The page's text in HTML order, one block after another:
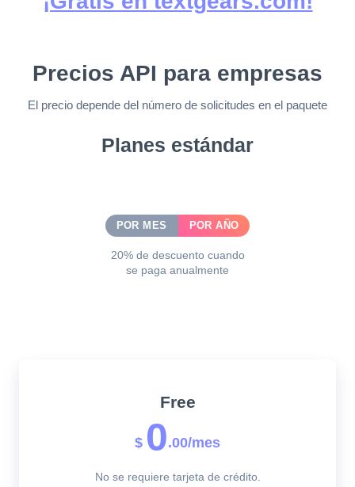
Precios API para empresas
El precio depende del número de solicitudes en el paquete
Planes estándar
POR MES POR AÑO
20% de descuento cuando
se paga anualmente
Free
$ 0.00/mes
No se requiere tarjeta de crédito.